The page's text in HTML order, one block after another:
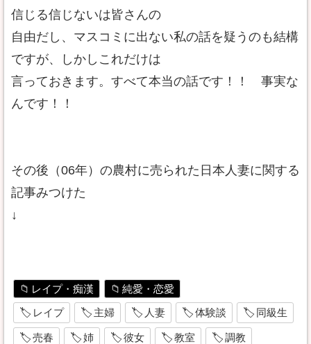
信じる信じないは皆さんの
自由だし、マスコミに出ない私の話を疑うのも結構
ですが、しかしこれだけは
言っておきます。すべて本当の話です！！ 事実な
んです！！
その後（06年）の農村に売られた日本人妻に関する
記事みつけた
↓
レイプ・痴漢
純愛・恋愛
レイプ
主婦 人妻 体験談 同級生
売春 姉 彼女 教室 調教